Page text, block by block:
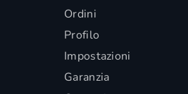
Ordini
Profilo
Impostazioni
Garanzia